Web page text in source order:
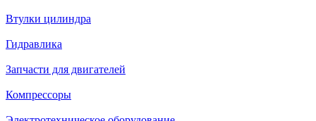
Втулки цилиндра
Гидравлика
Запчасти для двигателей
Компрессоры